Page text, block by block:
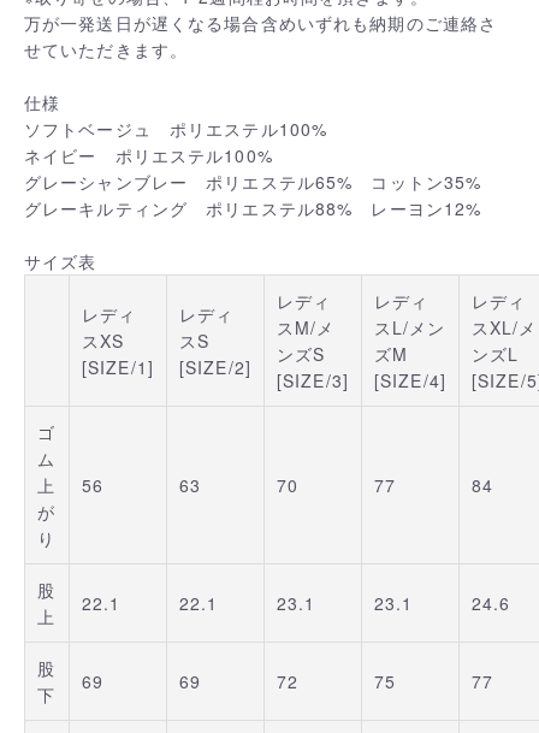
万が一発送日が遅くなる場合含めいずれも納期のご連絡さ
せていただきます。
仕様
ソフトベージュ ポリエステル100%
ネイビー ポリエステル100%
グレーシャンブレー ポリエステル65% コットン35%
グレーキルティング ポリエステル88% レーヨン12%
サイズ表
レディ
スXS
[SIZE/1]
レディ
スS
[SIZE/2]
レディ
スM/メ
ンズS
[SIZE/3]
レディ
スL/メン
ズM
[SIZE/4]
レディ
スXL/メ
ンズL
[SIZE/
ゴ
ム
上
が
り
56 63 70 77 84
股
上
22.1 22.1 23.1 23.1 24.6
股
下
69 69 72 75 77